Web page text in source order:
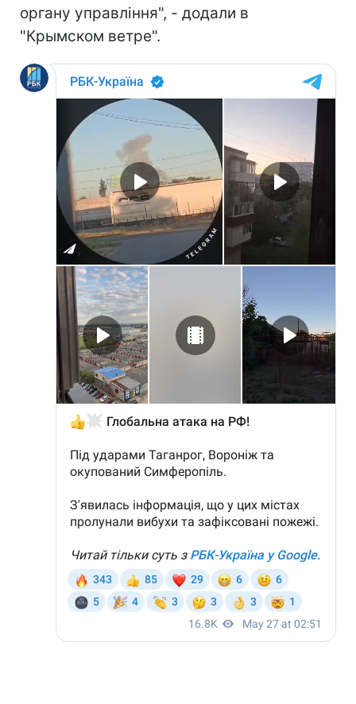
органу управління", - додали в
"Крымском ветре".